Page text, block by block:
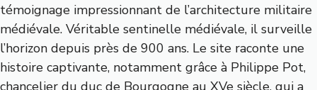
témoignage impressionnant de l’architecture militaire
médiévale. Véritable sentinelle médiévale, il surveille
l’horizon depuis près de 900 ans. Le site raconte une
histoire captivante, notamment grâce à Philippe Pot,
chancelier du duc de Bourgogne au XVe siècle, qui a